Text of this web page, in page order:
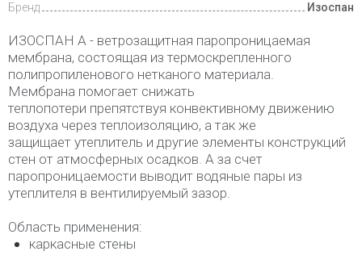
Бренд
Изоспан
ИЗОСПАН А - ветрозащитная паропроницаемая
мембрана, состоящая из термоскрепленного
полипропиленового нетканого материала.
Мембрана помогает снижать
теплопотери препятствуя конвективному движению
воздуха через теплоизоляцию, а так же
защищает утеплитель и другие элементы конструкций
стен от атмосферных осадков. А за счет
паропроницаемости выводит водяные пары из
утеплителя в вентилируемый зазор.
Область применения:
каркасные стены